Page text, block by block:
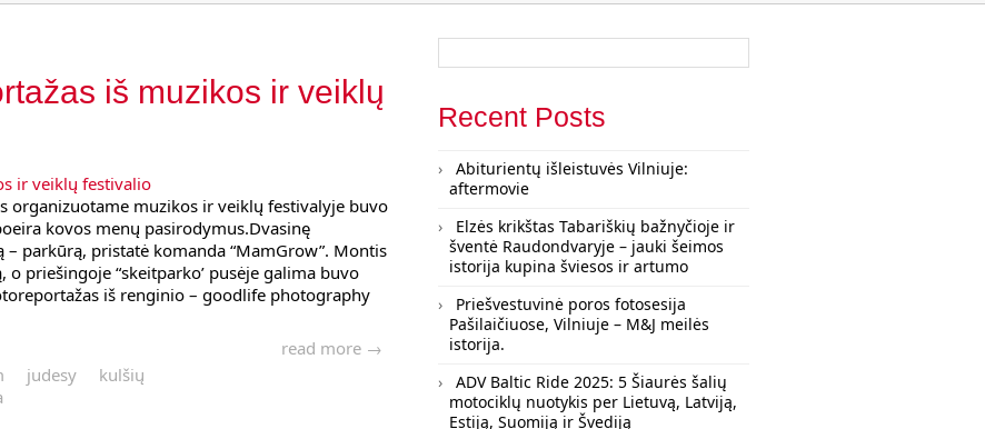
iš muzikos ir veiklų
organizuotame muzikos ir veiklų festivalyje buvo
kovos menų pasirodymus.Dvasinę
parkūrą, pristatė komanda “MamGrow”. Montis
priešingoje “skeitparko’ pusėje galima buvo
iš renginio – goodlife photography
read more →
judesy
kulšių
Recent Posts
Abiturientų išleistuvės Vilniuje:
aftermovie
Elzės krikštas Tabariškių bažnyčioje ir
šventė Raudondvaryje – jauki šeimos
istorija kupina šviesos ir artumo
Priešvestuvinė poros fotosesija
Pašilaičiuose, Vilniuje – M&J meilės
istorija.
ADV Baltic Ride 2025: 5 Šiaurės šalių
motociklų nuotykis per Lietuvą, Latviją,
Estiją, Suomiją ir Švediją